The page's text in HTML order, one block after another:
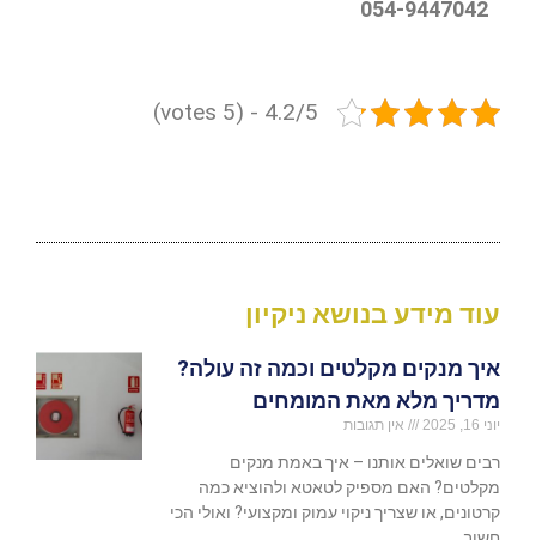
054-9447042
4.2/5 - (5 votes)
עוד מידע בנושא ניקיון
איך מנקים מקלטים וכמה זה עולה?
מדריך מלא מאת המומחים
יוני 16, 2025 אין תגובות
רבים שואלים אותנו – איך באמת מנקים
מקלטים? האם מספיק לטאטא ולהוציא כמה
קרטונים, או שצריך ניקוי עמוק ומקצועי? ואולי הכי